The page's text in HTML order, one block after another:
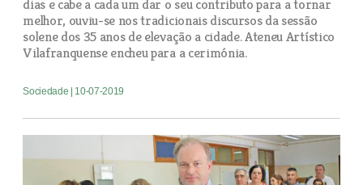
dias e cabe a cada um dar o seu contributo para a tornar
melhor, ouviu-se nos tradicionais discursos da sessão
solene dos 35 anos de elevação a cidade. Ateneu Artístico
Vilafranquense encheu para a cerimónia.
Sociedade | 10-07-2019